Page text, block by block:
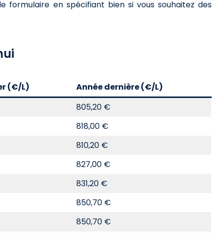
en spécifiant bien si vous souhaitez des
(€/L)
Année dernière (€/L)
805,20 €
818,00 €
810,20 €
827,00 €
831,20 €
850,70 €
850,70 €